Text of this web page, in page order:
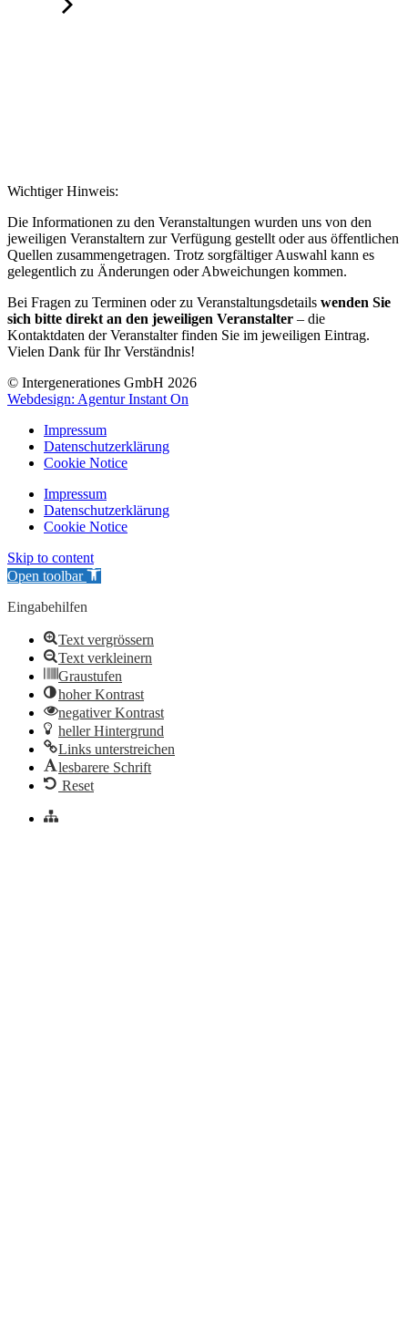
Wichtiger Hinweis:
Die Informationen zu den Veranstaltungen wurden uns von den
jeweiligen Veranstaltern zur Verfügung gestellt oder aus öffentlichen
Quellen zusammengetragen. Trotz sorgfältiger Auswahl kann es
gelegentlich zu Änderungen oder Abweichungen kommen.
Bei Fragen zu Terminen oder zu Veranstaltungsdetails wenden Sie
sich bitte direkt an den jeweiligen Veranstalter – die
Kontaktdaten der Veranstalter finden Sie im jeweiligen Eintrag.
Vielen Dank für Ihr Verständnis!
© Intergenerationes GmbH 2026
Webdesign: Agentur Instant On
Impressum
Datenschutzerklärung
Cookie Notice
Impressum
Datenschutzerklärung
Cookie Notice
Skip to content
Open toolbar
Eingabehilfen
Text vergrössern
Text verkleinern
Graustufen
hoher Kontrast
negativer Kontrast
heller Hintergrund
Links unterstreichen
lesbarere Schrift
Reset